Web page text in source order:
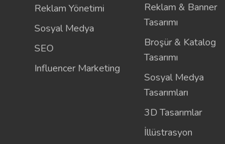
Reklam Yönetimi
Sosyal Medya
SEO
Influencer Marketing
Reklam & Banner
Tasarımı
Broşür & Katalog
Tasarımı
Sosyal Medya
Tasarımları
3D Tasarımlar
İllüstrasyon